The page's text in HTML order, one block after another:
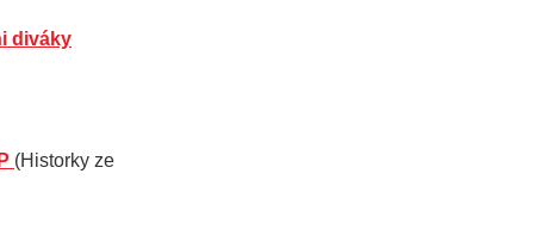
diváky
(Historky ze